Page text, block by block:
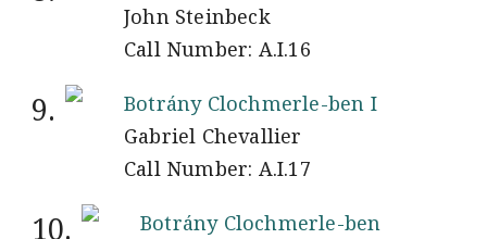
John Steinbeck
Call Number: A.I.16
9.
Botrány Clochmerle-ben I
Gabriel Chevallier
Call Number: A.I.17
10.
Botrány Clochmerle-ben